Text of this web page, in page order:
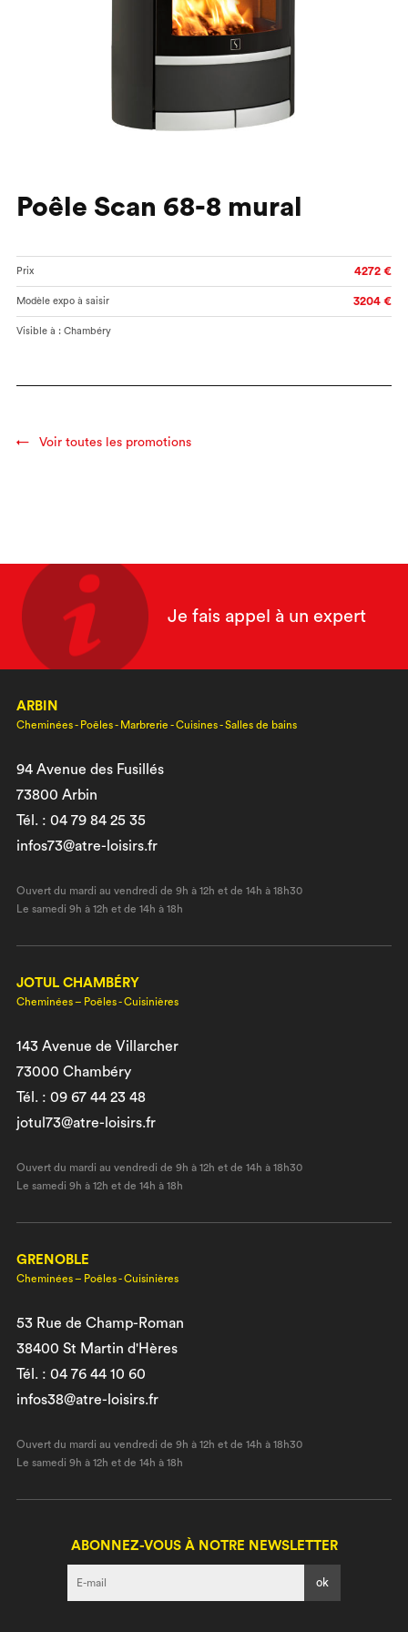
Poêle Scan 68-8 mural
Prix 4272 €
Modèle expo à saisir 3204 €
Visible à : Chambéry
Voir toutes les promotions
Je fais appel à un expert
ARBIN
Cheminées - Poêles - Marbrerie - Cuisines - Salles de bains
94 Avenue des Fusillés
73800 Arbin
Tél. : 04 79 84 25 35
infos73@atre-loisirs.fr
Ouvert du mardi au vendredi de 9h à 12h et de 14h à 18h30
Le samedi 9h à 12h et de 14h à 18h
JOTUL CHAMBÉRY
Cheminées – Poêles - Cuisinières
143 Avenue de Villarcher
73000 Chambéry
Tél. : 09 67 44 23 48
jotul73@atre-loisirs.fr
Ouvert du mardi au vendredi de 9h à 12h et de 14h à 18h30
Le samedi 9h à 12h et de 14h à 18h
GRENOBLE
Cheminées – Poêles - Cuisinières
53 Rue de Champ-Roman
38400 St Martin d'Hères
Tél. : 04 76 44 10 60
infos38@atre-loisirs.fr
Ouvert du mardi au vendredi de 9h à 12h et de 14h à 18h30
Le samedi 9h à 12h et de 14h à 18h
ABONNEZ-VOUS À NOTRE NEWSLETTER
I agree terms and conditions.*